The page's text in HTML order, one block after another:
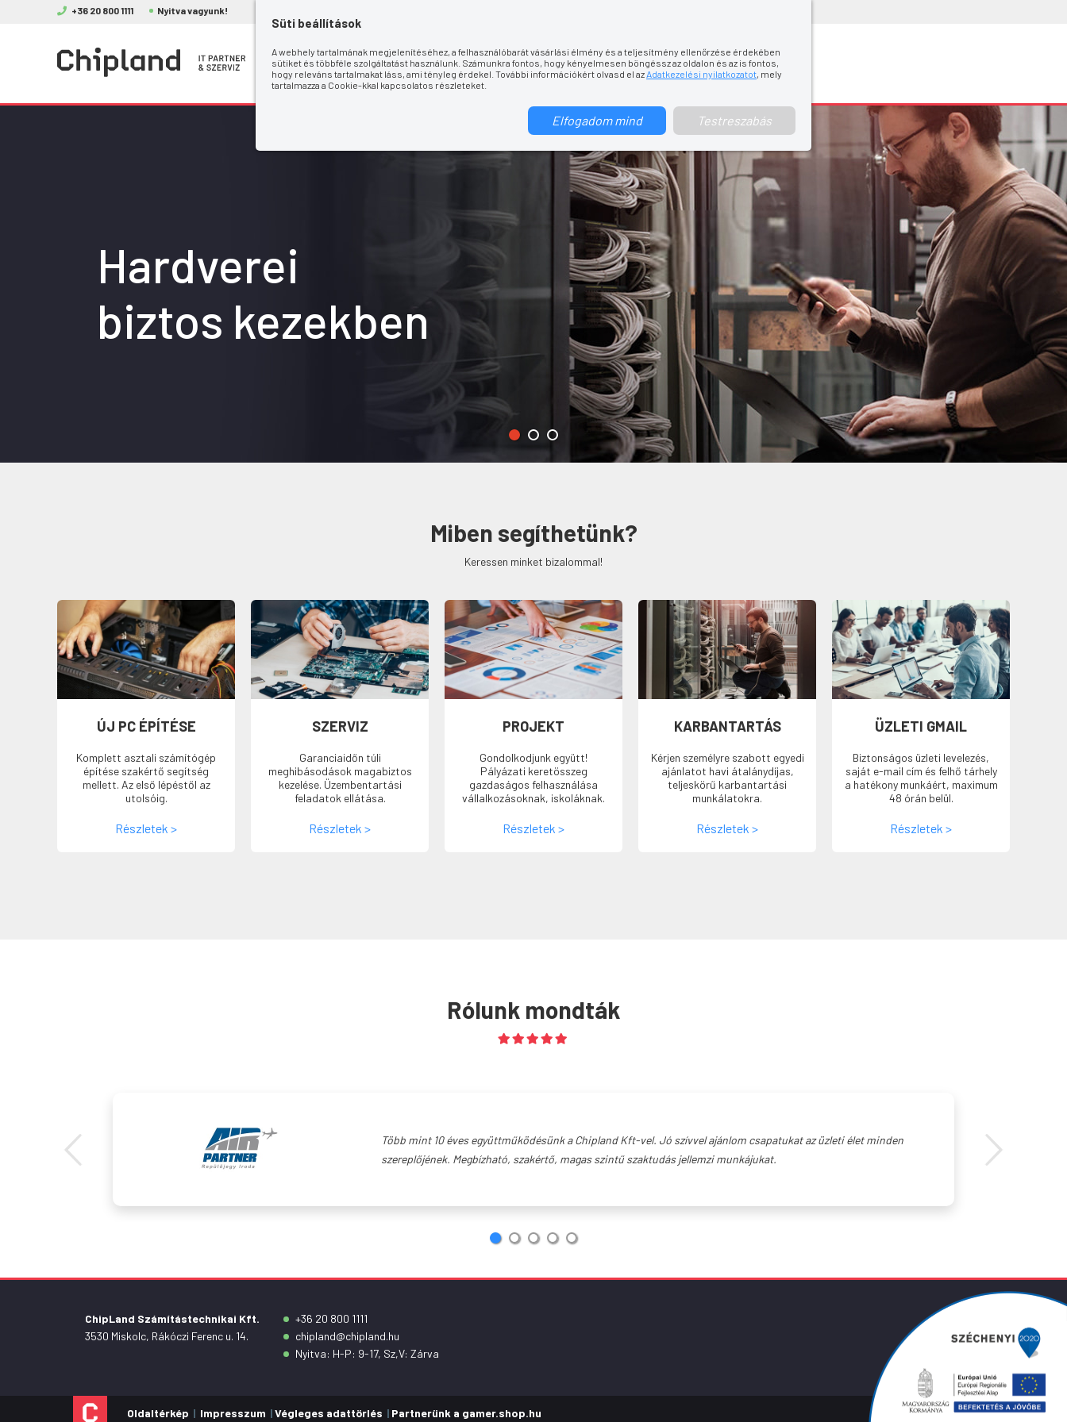
Süti beállítások
A webhely tartalmának megjelenítéséhez, a felhasználóbarát vásárlási élmény és a teljesítmény ellenőrzése érdekében
sütiket és többféle szolgáltatást használunk. Számunkra fontos, hogy kényelmesen böngéssz az oldalon és az is fontos,
hogy releváns tartalmakat láss, ami tényleg érdekel. További információkért olvasd el az Adatkezelési nyilatkozatot, mely
tartalmazza a Cookie-kkal kapcsolatos részleteket.
Elfogadom mind Testreszabás
+36 20 800 1111 Nyitva vagyunk!
ÚJ PC ÉPÍTÉSE PROJEKT SZERVIZ KARBANTARTÁS ÜZLETI GMAIL KAPCSOLAT
Hardverei
biztos kezekben
Miben segíthetünk?
Keressen minket bizalommal!
ÚJ PC ÉPÍTÉSE
Komplett asztali számítógép
építése szakértő segítség
mellett. Az első lépéstől az
utolsóig.
Részletek >
SZERVIZ
Garanciaidőn túli
meghibásodások magabiztos
kezelése. Üzembentartási
feladatok ellátása.
Részletek >
PROJEKT
Gondolkodjunk együtt!
Pályázati keretösszeg
gazdaságos felhasználása
vállalkozásoknak, iskoláknak.
Részletek >
KARBANTARTÁS
Kérjen személyre szabott egyedi
ajánlatot havi átalánydíjas,
teljeskörű karbantartási
munkálatokra.
Részletek >
ÜZLETI GMAIL
Biztonságos üzleti levelezés,
saját e-mail cím és felhő tárhely
a hatékony munkáért, maximum
48 órán belül.
Részletek >
Rólunk mondták
Több mint 10 éves együttműködésünk a Chipland Kft-vel. Jó szívvel ajánlom csapatukat az üzleti élet minden
szereplőjének. Megbízható, szakértő, magas szintű szaktudás jellemzi munkájukat.
ChipLand Számítástechnikai Kft.
3530 Miskolc, Rákóczi Ferenc u. 14.
+36 20 800 1111
chipland@chipland.hu
Nyitva: H-P: 9-17, Sz,V: Zárva
Oldaltérkép | Impresszum |Végleges adattörlés | Partnerünk a gamer.shop.hu ©2026 Chipland Kft.